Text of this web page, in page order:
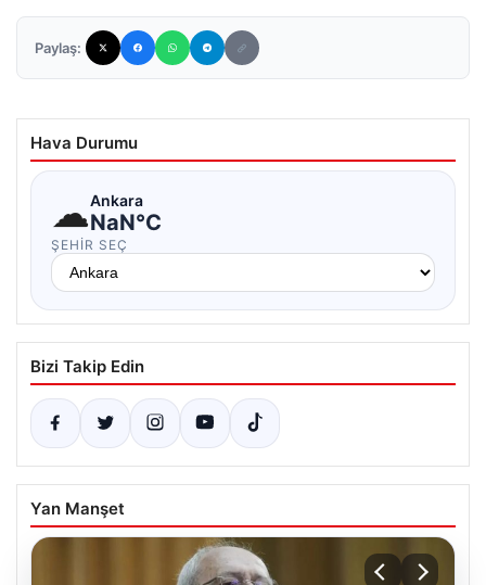
Paylaş:
Hava Durumu
☁Ankara
NaN°C
ŞEHIR SEÇ
Bizi Takip Edin
Yan Manşet